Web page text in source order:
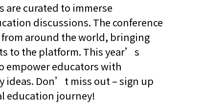
文內容 招聘
are curated to immerse
discussions. The conference
around the world, bringing
to the platform. This year’s
empower educators with
ideas. Don’t miss out – sign up
education journey!